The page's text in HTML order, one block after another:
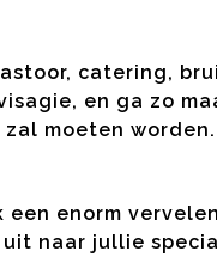
catering,
en ga zo
moeten worden.
enorm
naar jullie